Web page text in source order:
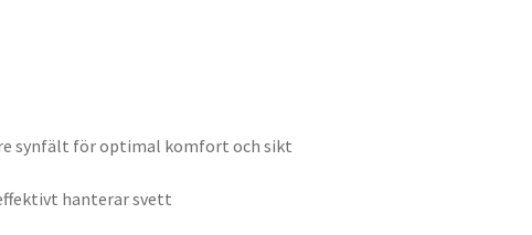
synfält för optimal komfort och sikt
hanterar svett